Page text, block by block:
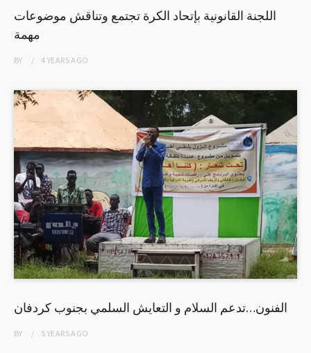
اللجنة القانونية بإتحاد الكرة تجتمع وتناقش موضوعات
مهمة
BY 4 YEARSAGO
الفنون…تدعم السلام و التعايش السلمي بجنوب كردفان
BY 5 YEARSAGO